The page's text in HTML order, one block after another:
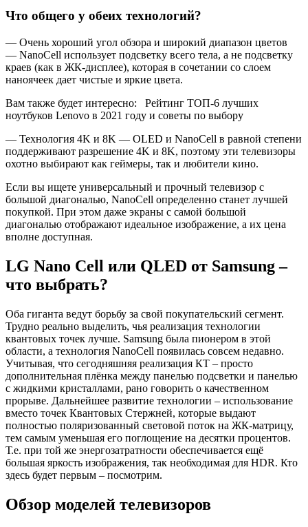
Что общего у обеих технологий?
— Очень хороший угол обзора и широкий диапазон цветов
— NanoCell использует подсветку всего тела, а не подсветку
краев (как в ЖК-дисплее), которая в сочетании со слоем
наноячеек дает чистые и яркие цвета.
Вам также будет интересно: Рейтинг ТОП-6 лучших
ноутбуков Lenovo в 2021 году и советы по выбору
— Технология 4K и 8K — OLED и NanoCell в равной степени
поддерживают разрешение 4K и 8K, поэтому эти телевизоры
охотно выбирают как геймеры, так и любители кино.
Если вы ищете универсальный и прочный телевизор с
большой диагональю, NanoCell определенно станет лучшей
покупкой. При этом даже экраны с самой большой
диагональю отображают идеальное изображение, а их цена
вполне доступная.
LG Nano Cell или QLED от Samsung –
что выбрать?
Оба гиганта ведут борьбу за свой покупательский сегмент.
Трудно реально выделить, чья реализация технологии
квантовых точек лучше. Samsung была пионером в этой
области, а технология NanoCell появилась совсем недавно.
Учитывая, что сегодняшняя реализация КТ – просто
дополнительная плёнка между панелью подсветки и панелью
с жидкими кристаллами, рано говорить о качественном
прорыве. Дальнейшее развитие технологии – использование
вместо точек Квантовых Стержней, которые выдают
полностью поляризованный световой поток на ЖК-матрицу,
тем самым уменьшая его поглощение на десятки процентов.
Т.е. при той же энергозатратности обеспечивается ещё
большая яркость изображения, так необходимая для HDR. Кто
здесь будет первым – посмотрим.
Обзор моделей телевизоров